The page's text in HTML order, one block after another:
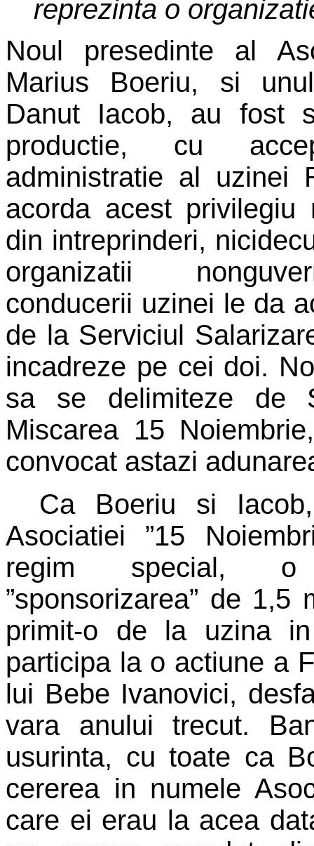
reprezinta o
Noul presedinte al
Marius Boeriu, si
Danut Iacob, au fost
productie, cu
administratie al uzinei
acorda acest privilegiu
din intreprinderi,
organizatii
conducerii uzinei le da
de la Serviciul
incadreze pe cei doi.
sa se delimiteze de
Miscarea 15
convocat astazi
Ca Boeriu si
Asociatiei ”15
regim special, o
”sponsorizarea” de
primit-o de la uzina
participa la o actiune a
lui Bebe Ivanovici,
vara anului trecut.
usurinta, cu toate ca
cererea in numele
care ei erau la acea